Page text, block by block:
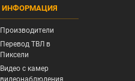
ИНФОРМАЦИЯ
Производители
Перевод ТВЛ в
Пиксели
Видео с камер